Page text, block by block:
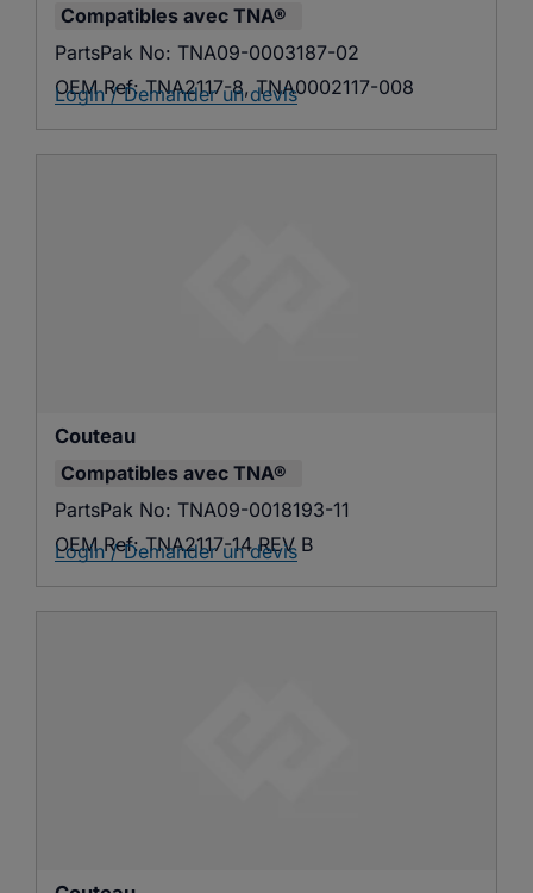
Compatibles avec TNA®
PartsPak No: TNA09-0003187-02
OEM Ref: TNA2117-8, TNA0002117-008
Login / Demander un devis
Couteau
Compatibles avec TNA®
PartsPak No: TNA09-0018193-11
OEM Ref: TNA2117-14 REV B
Login / Demander un devis